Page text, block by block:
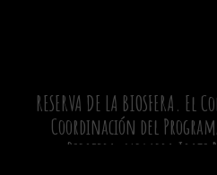
RESERVA DE LA BIOSFERA.
Coordinación del
Biosfera, nombra Irati